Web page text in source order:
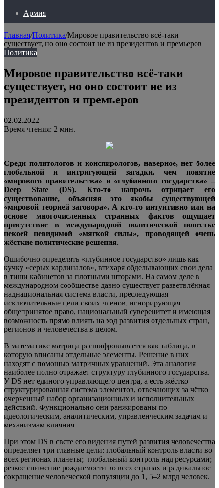
Армия
Главная/Политика/Мировое правительство всё-таки
существует, но оно состоит не из президентов и премьеров
Политика
Мировое правительство всё-таки
существует, но оно состоит не из
президентов и премьеров
02.02.2022
Время чтения: 2 мин.
Среди политологов и конспирологов, наверное, нет более
глобальной и интригующей загадки, чем понятие
«мирового правительства» и «глубинного государства» –
Deep State (DS). Кто-то напрочь отрицает его
существование, объясняя это якобы существующей
«мировой теорией заговора». А кто-то интуитивно или на
основе многочисленных странных фактов ощущает
присутствие в международной политической повестке
некоей невидимой «мягкой силы», проводящей очень
жёсткие политические решения.
Ошибочно определять «глубинное государство» лишь как
кучку «серых кардиналов», втихаря обделывающих свои дела
в тиши кабинетов за плотными шторами. На самом деле в
международном сообществе давно существует разветвлённая
наднациональная система власти, преследующая
исключительные цели своих членов, игнорирующая
общепринятое право, национальный суверенитет и имеющая
возможность прямо влиять на ход развития отдельных стран,
регионов и человечества в целом.
В математике матрица расшифровывается как таблица, в
которую вписаны отдельные элементы. Решение в них
находят с помощью матричных уравнений. Эта аналогия
наиболее полно отражает структуру глубинного государства.
У DS нет единого управляющего центра, а есть жёстко
структурированная система элементов, отвечающих за чётко
очерченный набор организационных и исполнительных
действий. Функционально они ранжированы по
идеологическим, аналитическим, управленческим задачам и
механизмам влияния.
При этом DS в свете его видения путей развития человечества
определяет три главные цели: глобальный контроль власти во
всех регионах планеты; глобальный контроль над ресурсами;
резкое снижение рождаемости во всех странах и радикальное
сокращение человеческой популяции до 1, 5–2 млрд человек.